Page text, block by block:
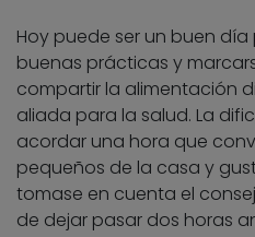
Hoy puede ser un buen
buenas prácticas y
compartir la alimentación
aliada para la salud. La
acordar una hora que
pequeños de la casa y
tomase en cuenta el
de dejar pasar dos horas